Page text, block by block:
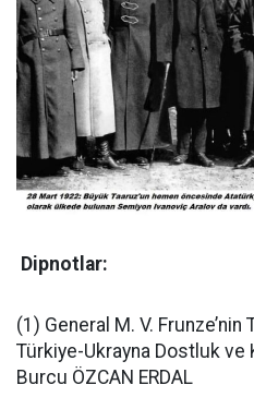
Dipnotlar:
(1) General M. V.
Türkiye-Ukrayna Dostluk ve
Burcu ÖZCAN ERDAL